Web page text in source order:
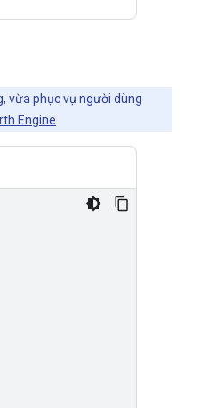
vừa phục vụ người dùng
Engine